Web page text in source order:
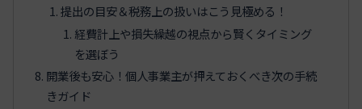
提出の目安＆税務上の扱いはこう見極める！
経費計上や損失繰越の視点から賢くタイミング
を選ぼう
開業後も安心！個人事業主が押えておくべき次の手続
きガイド